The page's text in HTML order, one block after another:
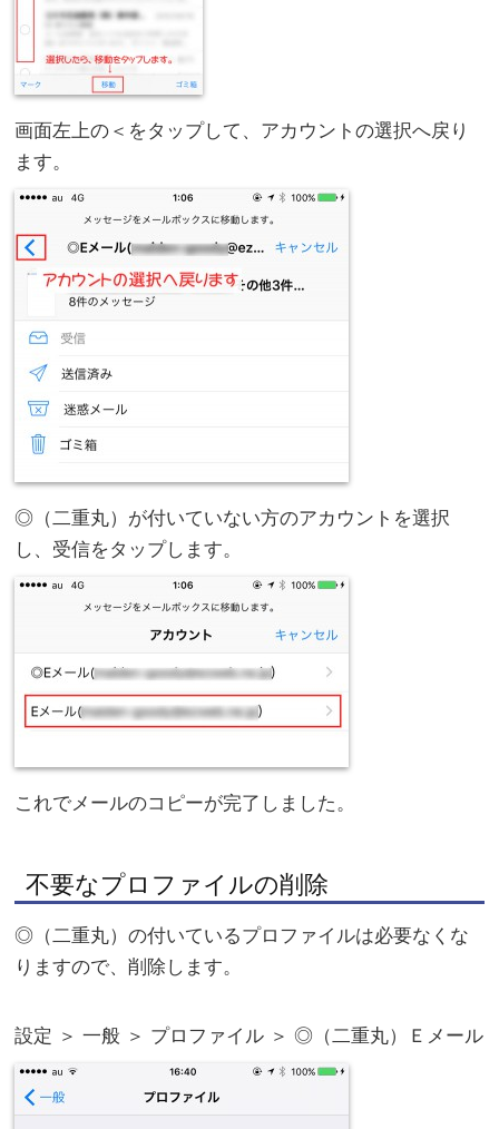
画面左上の＜をタップして、アカウントの選択へ戻り
ます。
◎（二重丸）が付いていない方のアカウントを選択
し、受信をタップします。
これでメールのコピーが完了しました。
不要なプロファイルの削除
◎（二重丸）の付いているプロファイルは必要なくな
りますので、削除します。
設定 ＞ 一般 ＞ プロファイル ＞ ◎（二重丸）Ｅメール